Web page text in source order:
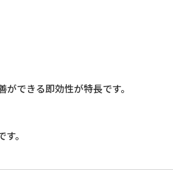
できる即効性が特長です。
。